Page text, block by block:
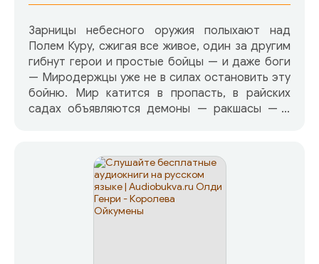
Зарницы небесного оружия полыхают над
Полем Куру, сжигая все живое, один за другим
гибнут герои и простые бойцы — и даже боги
— Миродержцы уже не в силах остановить эту
бойню. Мир катится в пропасть, в райских
садах объявляются демоны — ракшасы — а
Спасать рушащийся мир? Да! Но где
находится источник сегодняшнего
светопреставления? Может быть, история
жизни Наставника Дроны, великого брахмана и
великого воина, рожденного не от женщины,